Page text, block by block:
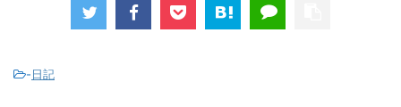
-日記